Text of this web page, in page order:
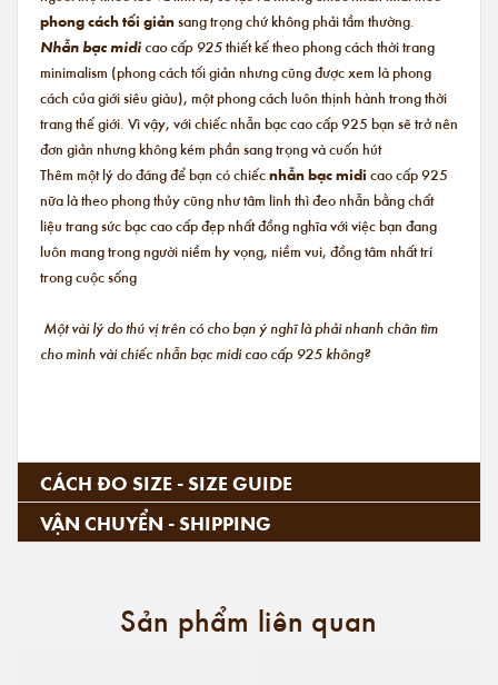
phong cách tối giảnsang trọng chứ không phải tầm thường.
Nhẫn bạc midi cao cấp 925thiết kế theo phong cách thời trang
minimalism (phong cách tối giản nhưng cũng được xem là phong
cách của giới siêu giàu), một phong cách luôn thịnh hành trong thời
trang thế giới. Vì vậy, với chiếc nhẫn bạc cao cấp 925 bạn sẽ trở nên
đơn giản nhưng không kém phần sang trọng và cuốn hút
Thêm một lý do đáng để bạn có chiếcnhẫn bạc midi cao cấp 925
nữa là theo phong thủy cũng như tâm linh thì đeo nhẫn bằng chất
liệu trang sức bạc cao cấp đẹp nhất đồng nghĩa với việc bạn đang
luôn mang trong người niềm hy vọng, niềm vui, đồng tâm nhất trí
trong cuộc sống
Một vài lý do thú vị trên có cho bạn ý nghĩ là phải nhanh chân tìm
cho mình vài chiếc nhẫn bạc midi cao cấp 925 không?
CÁCH ĐO SIZE - SIZE GUIDE
VẬN CHUYỂN - SHIPPING
Sản phẩm liên quan